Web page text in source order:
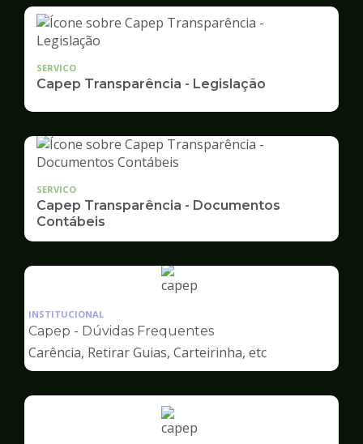
SERVICO
Capep Transparência - Legislação
SERVICO
Capep Transparência - Documentos
Contábeis
Ilustração
pagina
de
Capep
INSTITUCIONAL
Capep - Dúvidas Frequentes
Carência, Retirar Guias, Carteirinha, etc
Ilustração